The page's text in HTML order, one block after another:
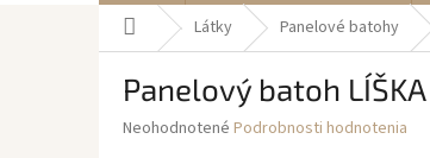
DomovLátky Panelové batohy
Panelový batoh LÍŠKA
Priemerné
Neohodnotené Podrobnosti hodnotenia